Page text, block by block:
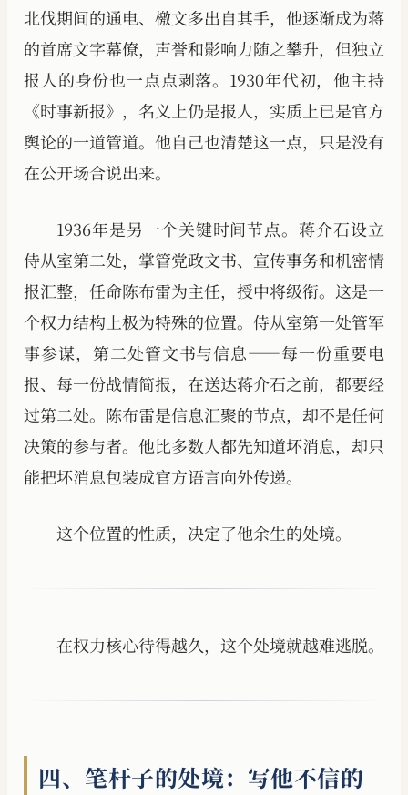
北伐期间的通电、檄文多出自其手，他逐渐成为蒋
的首席文字幕僚，声誉和影响力随之攀升，但独立
报人的身份也一点点剥落。1930年代初，他主持
《时事新报》，名义上仍是报人，实质上已是官方
舆论的一道管道。他自己也清楚这一点，只是没有
在公开场合说出来。
1936年是另一个关键时间节点。蒋介石设立
侍从室第二处，掌管党政文书、宣传事务和机密情
报汇整，任命陈布雷为主任，授中将级衔。这是一
个权力结构上极为特殊的位置。侍从室第一处管军
事参谋，第二处管文书与信息——每一份重要电
报、每一份战情简报，在送达蒋介石之前，都要经
过第二处。陈布雷是信息汇聚的节点，却不是任何
决策的参与者。他比多数人都先知道坏消息，却只
能把坏消息包装成官方语言向外传递。
这个位置的性质，决定了他余生的处境。
在权力核心待得越久，这个处境就越难逃脱。
四、笔杆子的处境：写他不信的